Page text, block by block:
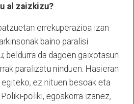
al zaizkizu?
errekuperazioa izan
baino paralisi
beldurra da dagoen gaixotasun
paralizatu ninduen. Hasieran
ez nituen besoak eta
poliki, egoskorra izanez,